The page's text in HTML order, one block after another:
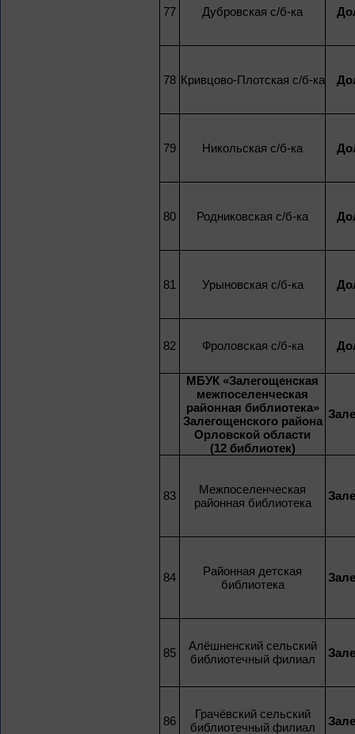
77 Дубровская с/б-ка
78 Кривцово-Плотская с/б-ка
79 Никольская с/б-ка
80 Родниковская с/б-ка
81 Урыновская с/б-ка
82 Фроловская с/б-ка
МБУК «Залегощенская
межпоселенческая
районная библиотека»
Залегощенского района
Орловской области
(12 библиотек)
83
Межпоселенческая
районная библиотека
84
Районная детская
библиотека
85
Алёшненский сельский
библиотечный филиал
86
Грачёвский сельский
библиотечный филиал